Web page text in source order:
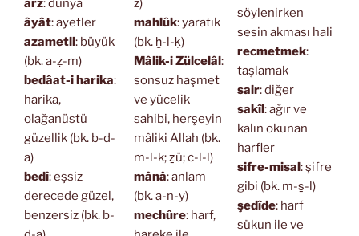
arz: dünya
âyât: ayetler
azametli: büyük
(bk. a-ẓ-m)
bedâat-i harika:
harika,
olağanüstü
güzellik (bk. b-d-
a)
bedî: eşsiz
derecede güzel,
benzersiz (bk. b-
z)
mahlûk: yaratık
(bk. ḫ-l-ḳ)
Mâlik-i Zülcelâl:
sonsuz haşmet
ve yücelik
sahibi, herşeyin
mâliki Allah (bk.
m-l-k; ẕü; c-l-l)
mânâ: anlam
(bk. a-n-y)
mechûre: harf,
söylenirken
sesin akması hali
recmetmek:
taşlamak
sair: diğer
sakîl: ağır ve
kalın okunan
harfler
sifre-misal: şifre
gibi (bk. m-s̱-l)
şedîde: harf
sükun ile ve